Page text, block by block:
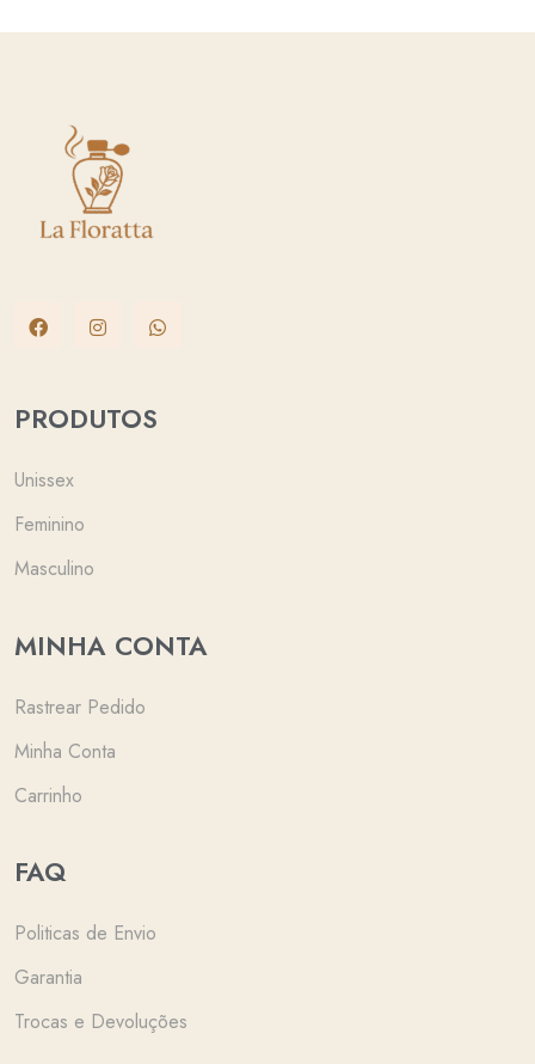
PRODUTOS
Unissex
Feminino
Masculino
MINHA CONTA
Rastrear Pedido
Minha Conta
Carrinho
FAQ
Politicas de Envio
Garantia
Trocas e Devoluções